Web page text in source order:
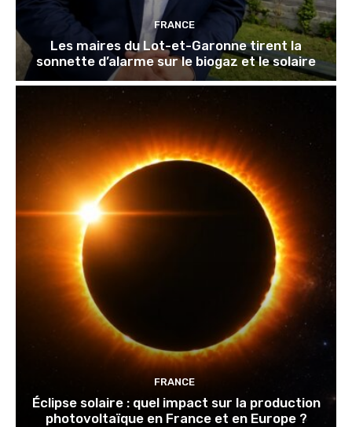
FRANCE
Les maires du Lot-et-Garonne tirent la
sonnette d’alarme sur le biogaz et le solaire
FRANCE
Éclipse solaire : quel impact sur la production
photovoltaïque en France et en Europe ?